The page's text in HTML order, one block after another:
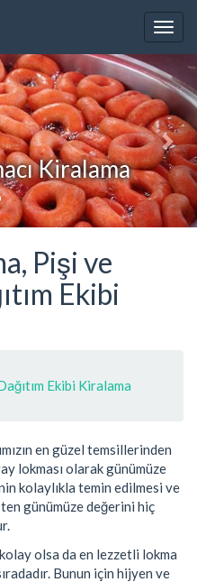
Kiralama
Pişi ve
Ekibi
Ekibi Kiralama
en güzel temsillerinden
lokması olarak günümüze
kolaylıkla temin edilmesi ve
günümüze değerini hiç
kolay olsa da en lezzetli lokma
Bunun için hijyen ve